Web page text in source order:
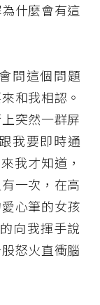
什麼會有這
問這個問題
和我相認。
突然一群屏
我要即時通
我才知道，
一次，在高
心筆的女孩
向我揮手說
怒火直衝腦